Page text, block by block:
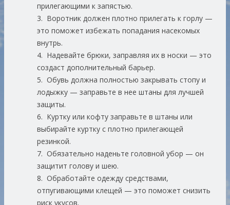
прилегающими к запястью.
3. Воротник должен плотно прилегать к горлу —
это поможет избежать попадания насекомых
внутрь.
4. Надевайте брюки, заправляя их в носки — это
создаст дополнительный барьер.
5. Обувь должна полностью закрывать стопу и
лодыжку — заправьте в нее штаны для лучшей
защиты.
6. Куртку или кофту заправьте в штаны или
выбирайте куртку с плотно прилегающей
резинкой.
7. Обязательно наденьте головной убор — он
защитит голову и шею.
8. Обработайте одежду средствами,
отпугивающими клещей — это поможет снизить
риск укусов.